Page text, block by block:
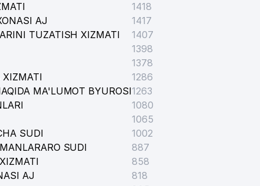
1418
AJ
1417
TUZATISH XIZMATI
1407
1398
1378
XIZMATI
1286
MA'LUMOT BYUROSI1263
1080
1065
SUDI
1002
SUDI
887
858
AJ
818